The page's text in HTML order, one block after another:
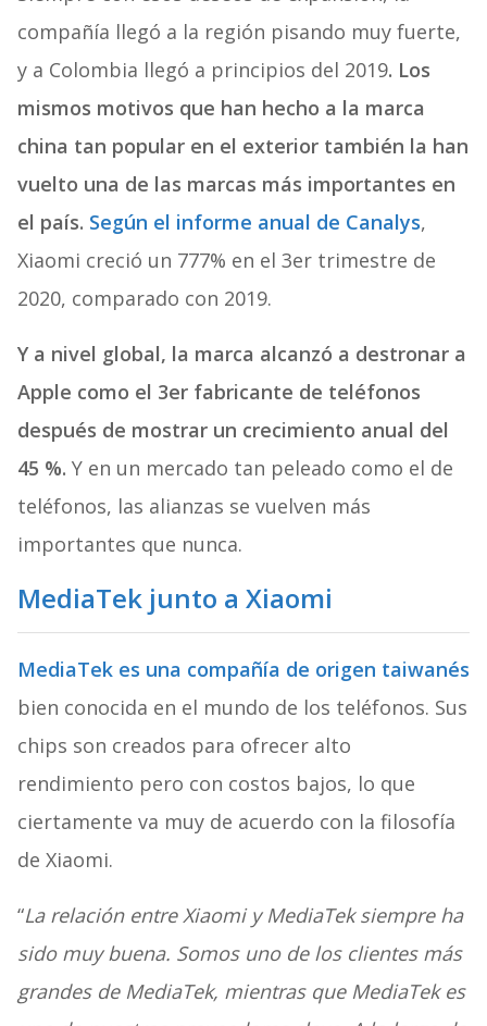
compañía llegó a la región pisando muy fuerte,
y a Colombia llegó a principios del 2019. Los
mismos motivos que han hecho a la marca
china tan popular en el exterior también la han
vuelto una de las marcas más importantes en
el país. Según el informe anual de Canalys,
Xiaomi creció un 777% en el 3er trimestre de
2020, comparado con 2019.
Y a nivel global, la marca alcanzó a destronar a
Apple como el 3er fabricante de teléfonos
después de mostrar un crecimiento anual del
45 %. Y en un mercado tan peleado como el de
teléfonos, las alianzas se vuelven más
importantes que nunca.
MediaTek junto a Xiaomi
MediaTek es una compañía de origen taiwanés
bien conocida en el mundo de los teléfonos. Sus
chips son creados para ofrecer alto
rendimiento pero con costos bajos, lo que
ciertamente va muy de acuerdo con la filosofía
de Xiaomi.
“La relación entre Xiaomi y MediaTek siempre ha
sido muy buena. Somos uno de los clientes más
grandes de MediaTek, mientras que MediaTek es